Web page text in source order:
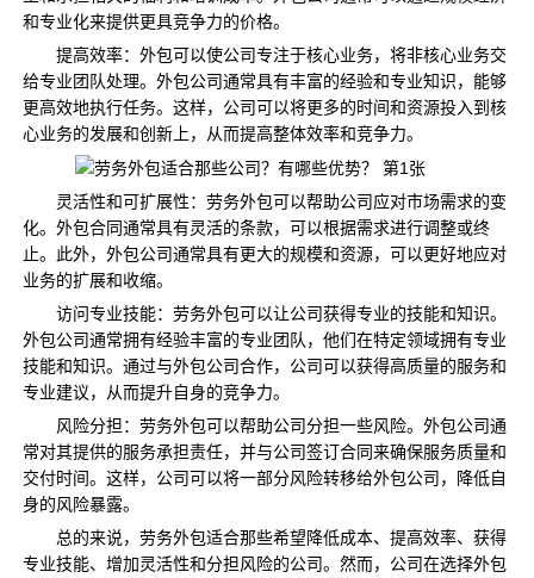
和专业化来提供更具竞争力的价格。
提高效率：外包可以使公司专注于核心业务，将非核心业务交
给专业团队处理。外包公司通常具有丰富的经验和专业知识，能够
更高效地执行任务。这样，公司可以将更多的时间和资源投入到核
心业务的发展和创新上，从而提高整体效率和竞争力。
灵活性和可扩展性：劳务外包可以帮助公司应对市场需求的变
化。外包合同通常具有灵活的条款，可以根据需求进行调整或终
止。此外，外包公司通常具有更大的规模和资源，可以更好地应对
业务的扩展和收缩。
访问专业技能：劳务外包可以让公司获得专业的技能和知识。
外包公司通常拥有经验丰富的专业团队，他们在特定领域拥有专业
技能和知识。通过与外包公司合作，公司可以获得高质量的服务和
专业建议，从而提升自身的竞争力。
风险分担：劳务外包可以帮助公司分担一些风险。外包公司通
常对其提供的服务承担责任，并与公司签订合同来确保服务质量和
交付时间。这样，公司可以将一部分风险转移给外包公司，降低自
身的风险暴露。
总的来说，劳务外包适合那些希望降低成本、提高效率、获得
专业技能、增加灵活性和分担风险的公司。然而，公司在选择外包